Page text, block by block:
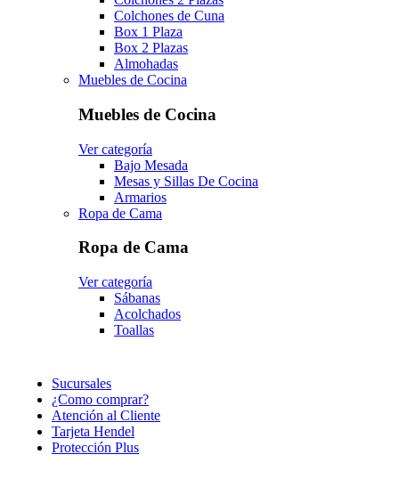
Colchones de Cuna
Box 1 Plaza
Box 2 Plazas
Almohadas
Muebles de Cocina
Muebles de Cocina
Ver categoría
Bajo Mesada
Mesas y Sillas De Cocina
Armarios
Ropa de Cama
Ropa de Cama
Ver categoría
Sábanas
Acolchados
Toallas
Sucursales
¿Como comprar?
Atención al Cliente
Tarjeta Hendel
Protección Plus